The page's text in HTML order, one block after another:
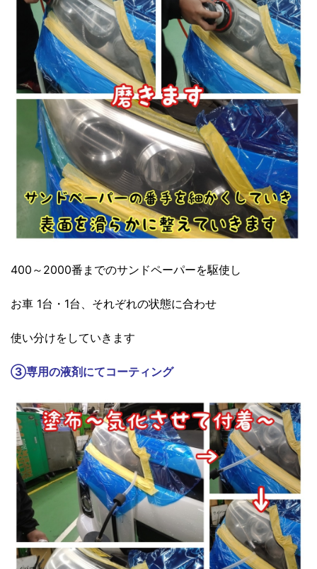
400～2000番までのサンドペーパーを駆使し
お車 1台・1台、それぞれの状態に合わせ
使い分けをしていきます
③専用の液剤にてコーティング